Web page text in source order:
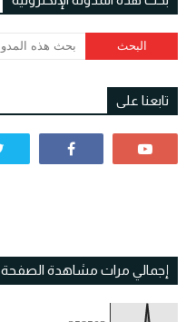
تابعنا على
إجمالي مرات مشاهدة الصفحة